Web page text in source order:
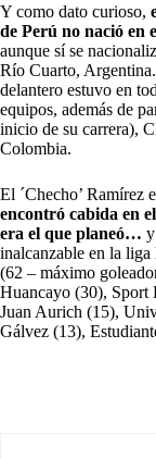
Y como dato curioso,
de Perú no nació en
aunque sí se
Río Cuarto,
delantero estuvo en
equipos, además de
inicio de su carrera),
Colombia.
El ´Checho’ Ramírez
encontró cabida en
era el que planeó…
inalcanzable en la
(62 – máximo
Huancayo (30), Sport
Juan Aurich (15),
Gálvez (13),